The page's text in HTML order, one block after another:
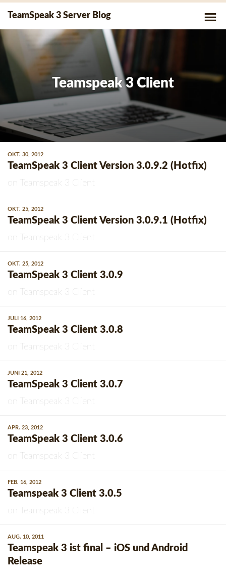
content
TeamSpeak 3 Server Blog
Teamspeak 3 Client
OKT. 30, 2012
TeamSpeak 3 Client Version 3.0.9.2 (Hotfix)
Teamspeak 3 Client
OKT. 25, 2012
TeamSpeak 3 Client Version 3.0.9.1 (Hotfix)
Teamspeak 3 Client
OKT. 25, 2012
TeamSpeak 3 Client 3.0.9
Teamspeak 3 Client
JULI 16, 2012
TeamSpeak 3 Client 3.0.8
Teamspeak 3 Client
JUNI 21, 2012
TeamSpeak 3 Client 3.0.7
Teamspeak 3 Client
APR. 23, 2012
TeamSpeak 3 Client 3.0.6
Teamspeak 3 Client
FEB. 16, 2012
Teamspeak 3 Client 3.0.5
Teamspeak 3 Client
AUG. 10, 2011
Teamspeak 3 ist final – iOS und Android
Release